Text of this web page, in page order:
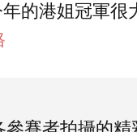
的港姐冠軍